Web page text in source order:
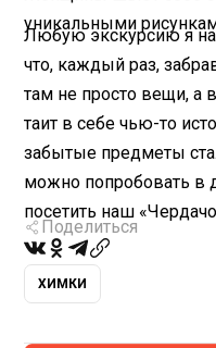
уникальными
Любую экскурсию я
что, каждый раз,
там не просто вещи, а
таит в себе чью-то
забытые предметы
можно попробовать в
посетить наш
Поделиться
ХИМКИ